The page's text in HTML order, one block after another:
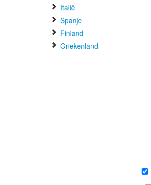
Italië
Spanje
Finland
Griekenland